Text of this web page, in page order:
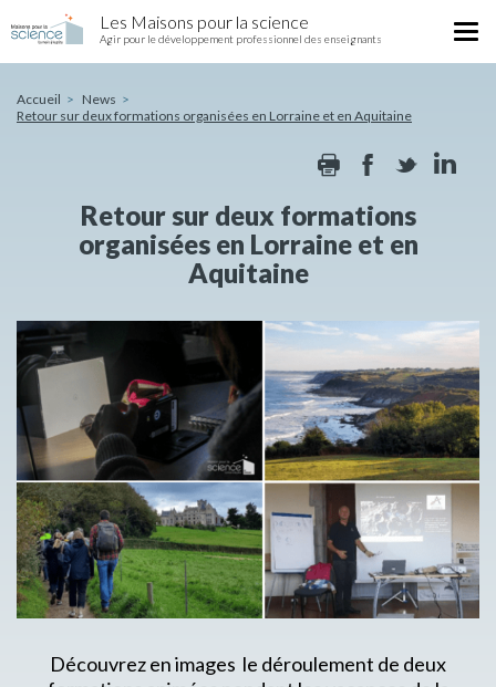
sur
organisées
to
Les Maisons pour la science
Agir pour le développement professionnel des enseignants
Accueil
News
Retour sur deux formations organisées en Lorraine et en Aquitaine
PrintFacebook
Retour sur deux formations
organisées en Lorraine et en
Aquitaine
Découvrez en images le déroulement de deux